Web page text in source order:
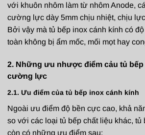
với khuôn nhôm làm từ nhôm Anode,
cường lực dày 5mm chịu nhiệt, chịu
Bởi vậy mà tủ bếp inox cánh kính có
toàn không bị ẩm mốc, mối mọt hay
2. Những ưu nhược điểm cảu tủ
cường lực
2.1. Ưu điểm của tủ bếp inox cánh kính
Ngoài ưu điểm độ bền cực cao, khả
so với các loại tủ bếp chất liệu khác, tủ
còn có những ưu điểm sau: